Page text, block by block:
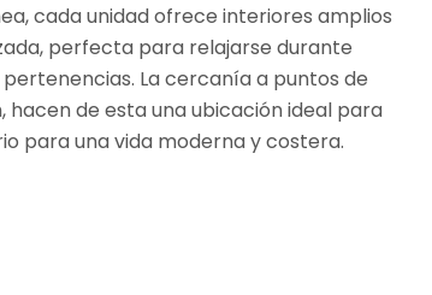
cada unidad ofrece interiores amplios
perfecta para relajarse durante
La cercanía a puntos de
de esta una ubicación ideal para
para una vida moderna y costera.